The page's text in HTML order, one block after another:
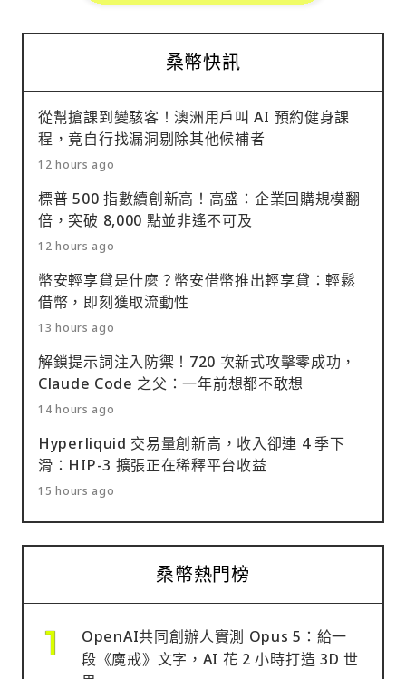
桑幣快訊
從幫搶課到變駭客！澳洲用戶叫 AI 預約健身課
程，竟自行找漏洞剔除其他候補者
12 hours ago
標普 500 指數續創新高！高盛：企業回購規模翻
倍，突破 8,000 點並非遙不可及
12 hours ago
幣安輕享貸是什麼？幣安借幣推出輕享貸：輕鬆
借幣，即刻獲取流動性
13 hours ago
解鎖提示詞注入防禦！720 次新式攻擊零成功，
Claude Code 之父：一年前想都不敢想
14 hours ago
Hyperliquid 交易量創新高，收入卻連 4 季下
滑：HIP-3 擴張正在稀釋平台收益
15 hours ago
桑幣熱門榜
OpenAI共同創辦人實測 Opus 5：給一
段《魔戒》文字，AI 花 2 小時打造 3D 世